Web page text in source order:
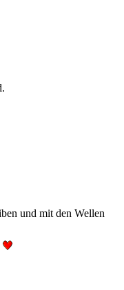
und mit den Wellen